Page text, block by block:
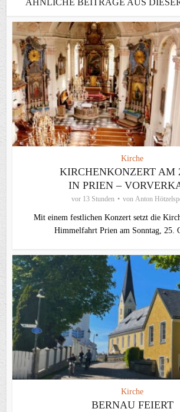
ÄHNLICHE BEITRÄGE AUS
Kirche
KIRCHENKONZERT AM
IN PRIEN –
vor 13 Stunden von Anton
Mit einem festlichen Konzert setzt die
Himmelfahrt Prien am Sonntag, 25.
Kirche
BERNAU FEIERT